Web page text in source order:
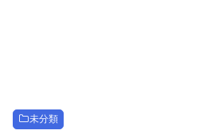
未分類